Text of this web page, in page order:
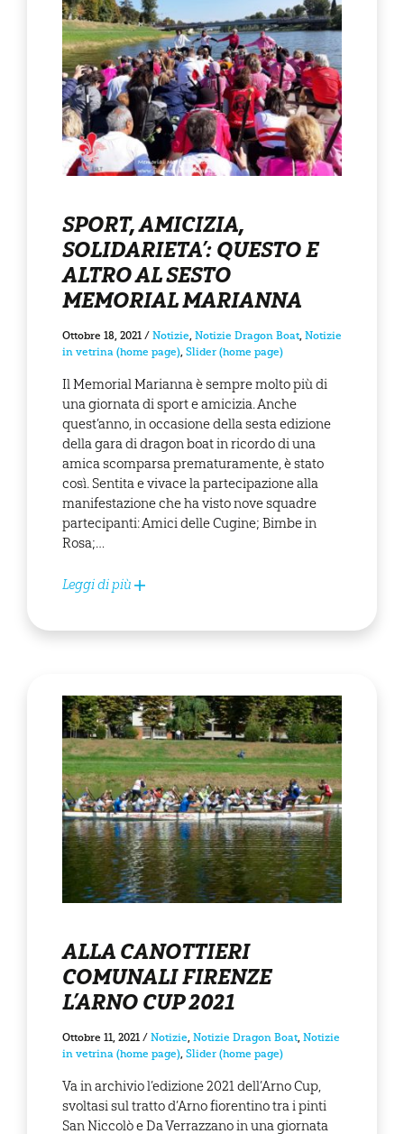
SPORT, AMICIZIA,
SOLIDARIETA’: QUESTO E
ALTRO AL SESTO
MEMORIAL MARIANNA
Ottobre 18, 2021 / Notizie Notizie Dragon Boat Notizie
in vetrina (home page) Slider (home page)
Il Memorial Marianna è sempre molto più di
una giornata di sport e amicizia. Anche
quest’anno, in occasione della sesta edizione
della gara di dragon boat in ricordo di una
amica scomparsa prematuramente, è stato
così. Sentita e vivace la partecipazione alla
manifestazione che ha visto nove squadre
partecipanti: Amici delle Cugine; Bimbe in
Rosa;…
Leggi di più
ALLA CANOTTIERI
COMUNALI FIRENZE
L’ARNO CUP 2021
Ottobre 11, 2021 / Notizie, Notizie Dragon Boat, Notizie
in vetrina (home page), Slider (home page)
Va in archivio l’edizione 2021 dell’Arno Cup,
svoltasi sul tratto d’Arno fiorentino tra i pinti
San Niccolò e Da Verrazzano in una giornata